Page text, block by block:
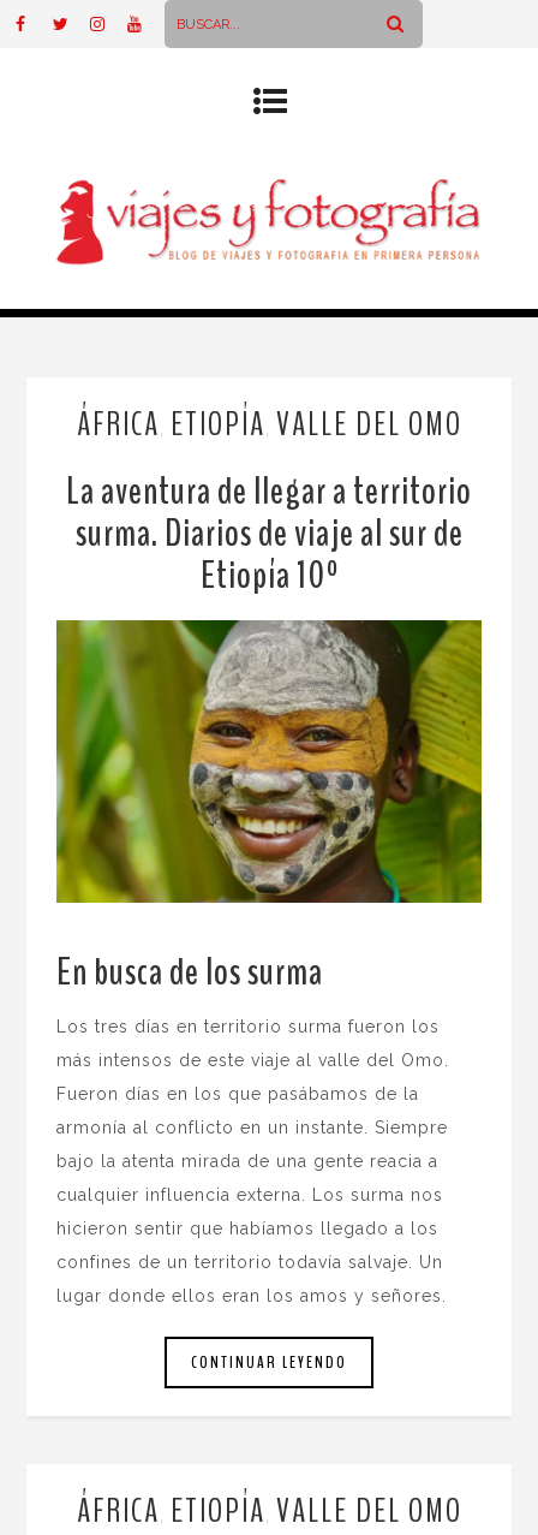
ÁFRICA ETIOPÍA VALLE DEL OMO
La aventura de llegar a territorio
surma. Diarios de viaje al sur de
Etiopía 10º
En busca de los surma
Los tres días en territorio surma fueron los
más intensos de este viaje al valle del Omo.
Fueron días en los que pasábamos de la
armonía al conflicto en un instante. Siempre
bajo la atenta mirada de una gente reacia a
cualquier influencia externa. Los surma nos
hicieron sentir que habíamos llegado a los
confines de un territorio todavía salvaje. Un
lugar donde ellos eran los amos y señores.
CONTINUAR LEYENDO
ÁFRICA ETIOPÍA VALLE DEL OMO